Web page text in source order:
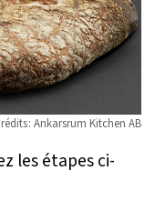
: Ankarsrum Kitchen AB
les étapes ci-